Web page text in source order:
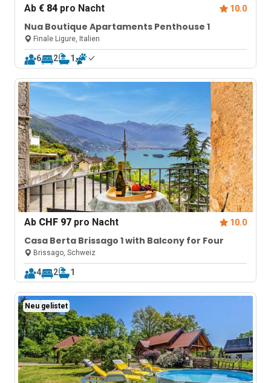
Ab€ 84 pro Nacht 10.0
Nua Boutique Apartaments Penthouse 1
Finale Ligure, Italien
6 2 1
Ab CHF 97 pro Nacht 10.0
Casa Berta Brissago 1 with Balcony for Four
Brissago, Schweiz
4 2 1
Neu gelistet